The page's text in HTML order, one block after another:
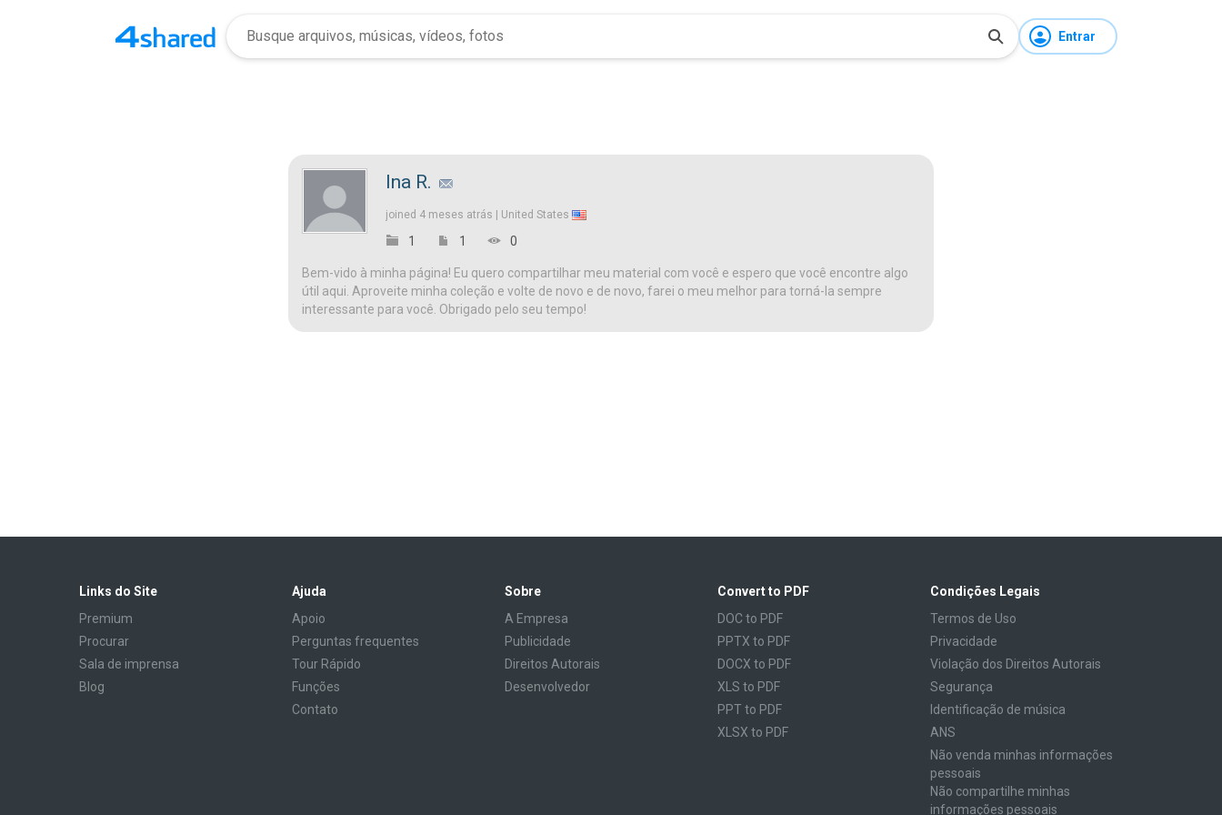
Entrar
Ina R.
joined 4 meses atrás | United States
1 1 0
Bem-vido à minha página! Eu quero compartilhar meu material com você e espero que você encontre algo
útil aqui. Aproveite minha coleção e volte de novo e de novo, farei o meu melhor para torná-la sempre
interessante para você. Obrigado pelo seu tempo!
Links do Site
Premium
Procurar
Sala de imprensa
Blog
Ajuda
Apoio
Perguntas frequentes
Tour Rápido
Funções
Contato
Sobre
A Empresa
Publicidade
Direitos Autorais
Desenvolvedor
Convert to PDF
DOC to PDF
PPTX to PDF
DOCX to PDF
XLS to PDF
PPT to PDF
XLSX to PDF
Condições Legais
Termos de Uso
Privacidade
Violação dos Direitos Autorais
Segurança
Identificação de música
ANS
Não venda minhas informações
pessoais
Não compartilhe minhas
informações pessoais